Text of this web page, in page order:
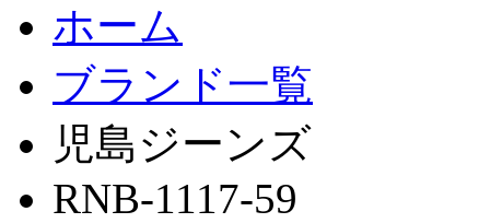
ホーム
ブランド一覧
児島ジーンズ
RNB-1117-59